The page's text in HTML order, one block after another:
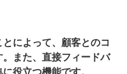
によって、顧客とのコ
また、直接フィードバ
役立つ機能です。